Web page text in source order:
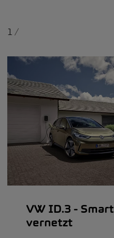
1 /
VW ID.3 - Smart
vernetzt